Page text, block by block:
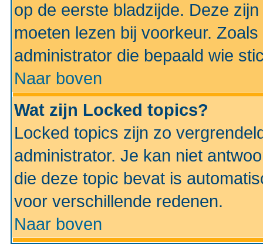
op de eerste bladzijde. Deze
moeten lezen bij voorkeur.
administrator die bepaald wie
Naar boven
Wat zijn Locked topics?
Locked topics zijn zo
administrator. Je kan niet
die deze topic bevat is
voor verschillende redenen.
Naar boven